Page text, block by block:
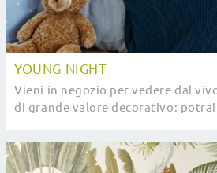
YOUNG NIGHT
Vieni in negozio per vedere dal
di grande valore decorativo: